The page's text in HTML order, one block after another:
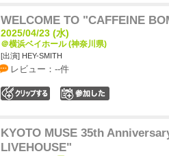
WELCOME TO "CAFFEINE
2025/04/23 (水)
＠横浜ベイホール (神奈川県)
[出演] HEY-SMITH
レビュー：--件
KYOTO MUSE 35th
LIVEHOUSE"